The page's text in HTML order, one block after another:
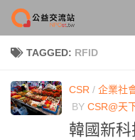
Skip to content
TAGGED: RFID
CSR / 企業社
BY CSR@天
韓國新